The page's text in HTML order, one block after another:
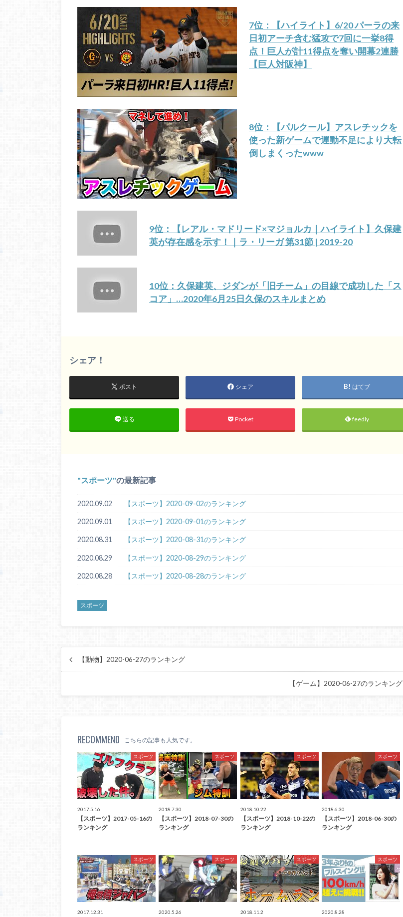
7位：【ハイライト】6/20 パーラの来
日初アーチ含む猛攻で7回に一挙8得
点！巨人が計11得点を奪い開幕2連勝
【巨人対阪神】
8位：【パルクール】アスレチックを
使った新ゲームで運動不足により大転
倒しまくったwww
9位：【レアル・マドリード×マジョルカ｜ハイライト】久保建
英が存在感を示す！｜ラ・リーガ 第31節 | 2019-20
10位：久保建英、ジダンが「旧チーム」の目線で成功した「ス
コア」…2020年6月25日久保のスキルまとめ
シェア！
ポスト シェア はてブ
送る Pocket feedly
スポーツ の最新記事
2020.09.02 【スポーツ】2020-09-02のランキング
2020.09.01 【スポーツ】2020-09-01のランキング
2020.08.31 【スポーツ】2020-08-31のランキング
2020.08.29 【スポーツ】2020-08-29のランキング
2020.08.28 【スポーツ】2020-08-28のランキング
スポーツ
【動物】2020-06-27のランキング
【ゲーム】2020-06-27のランキング
RECOMMEND こちらの記事も人気です。
スポーツ
2017.5.16
【スポーツ】2017-05-16の
ランキング
スポーツ
2018.7.30
【スポーツ】2018-07-30の
ランキング
スポーツ
2018.10.22
【スポーツ】2018-10-22の
ランキング
スポーツ
2018.6.30
【スポーツ】2018-06-30の
ランキング
スポーツ
2017.12.31
スポーツ
2020.5.26
スポーツ
2018.11.2
スポーツ
2020.8.28